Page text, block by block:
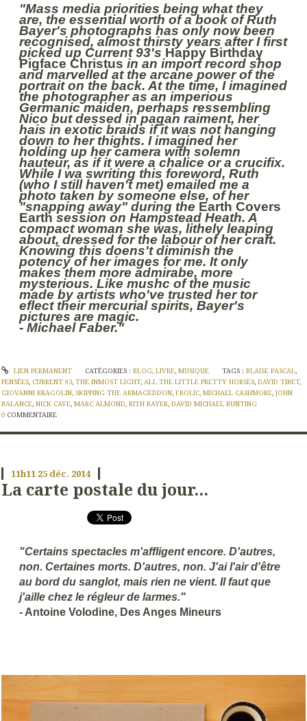
"Mass media priorities being what they
are, the essential worth of a book of Ruth
Bayer's photographs has only now been
recognised, almost thirsty years after I first
picked up Current 93's Happy Birthday
Pigface Christus in an import record shop
and marvelled at the arcane power of the
portrait on the back. At the time, I imagined
the photographer as an imperious
Germanic maiden, perhaps ressembling
Nico but dessed in pagan raiment, her
hais in exotic braids if it was not hanging
down to her thights. I imagined her
holding up her camera with solemn
hauteur, as if it were a chalice or a crucifix.
While I wa swriting this foreword, Ruth
(who I still haven't met) emailed me a
photo taken by someone else, of her
"snapping away" during the Earth Covers
Earth session on Hampstead Heath. A
compact woman she was, lithely leaping
about, dressed for the labour of her craft.
Knowing this doens't diminish the
potency of her images for me. It only
makes them more admirabe, more
mysterious. Like mushc of the music
made by artists who've trusted her tor
eflect their mercurial spirits, Bayer's
pictures are magic.
- Michael Faber."
LIEN PERMANENT CATÉGORIES : BLOG, LIVRE, MUSIQUE TAGS :BLAISE PASCAL,
PENSÉES, CURRENT 93, THE INMOST LIGHT, ALL THE LITTLE PRETTY HORSES, DAVID TIBET,
GIOVANNI BRAGOLIN, SKIPPING THE ARMAGEDDON, FROLIC, MICHAEL CASHMORE, JOHN
BALANCE, NICK CAVE, MARC ALMOND, RITH BAYER, DAVID MICHAEL BUNTING
0 COMMENTAIRE
11h11 25 déc. 2014
La carte postale du jour...
"Certains spectacles m'affligent encore. D'autres,
non. Certaines morts. D'autres, non. J'ai l'air d'être
au bord du sanglot, mais rien ne vient. Il faut que
j'aille chez le régleur de larmes."
- Antoine Volodine, Des Anges Mineurs